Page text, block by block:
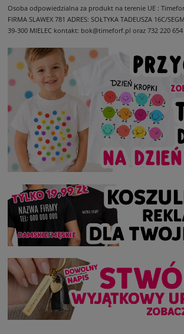
Osoba odpowiedzialna za produkt na terenie UE :
FIRMA SLAWEX 781 ADRES: SOŁTYKA TADEUSZA 16C/
39-300 MIELEC kontakt: bok@timeforf.pl oraz 732 220 654